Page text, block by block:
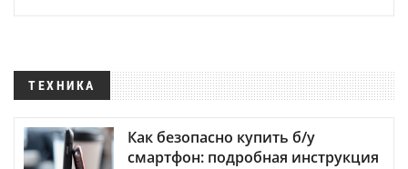
ТЕХНИКА
Как безопасно купить б/у
смартфон: подробная инструкция